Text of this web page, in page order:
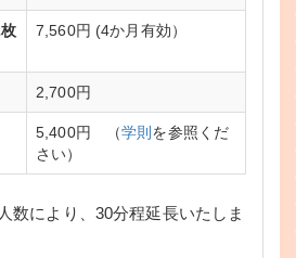
7,560円 (4か月有効）
2,700円
5,400円 （学則 を参照くだ
さい）
数により、30分程延長いたしま